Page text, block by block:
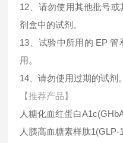
12、请勿使用其他批号
剂盒中的试剂。
13、试验中所用的 EP
用。
14、请勿使用过期的试剂。
【推荐产品】
人糖化血红蛋白
人胰高血糖素样肽1(GLP-